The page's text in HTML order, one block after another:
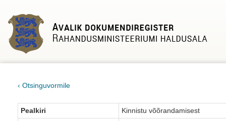
‹ Otsinguvormile
Pealkiri
Kinnistu võõrandamisest